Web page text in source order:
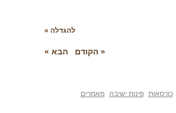
להגדלה »
« הקודם הבא »
פינות ישיבה מאמרים